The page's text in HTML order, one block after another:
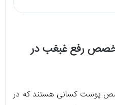
رفع غبغب در
پوست کسانی هستند که در